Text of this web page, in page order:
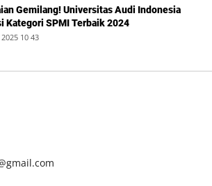
Gemilang! Universitas Audi Indonesia
Kategori SPMI Terbaik 2024
10 43